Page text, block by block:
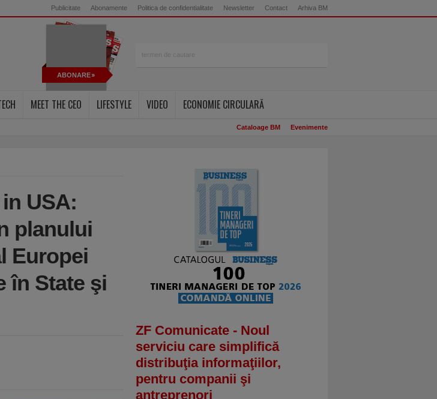
Publicitate Abonamente Politica de confidentialitate Newsletter Contact Arhiva BM
ABONARE
MEET THE CEO LIFESTYLE VIDEO
ECONOMIE CIRCULARĂ
Cataloage BM Evenimente
USA:
planului
Europei
în State şi
ZF Comunicate - Noul
serviciu care simplifică
distribuţia informaţiilor,
pentru companii şi
antreprenori